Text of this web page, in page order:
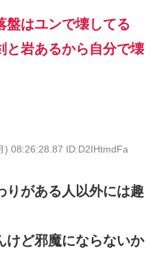
盤はユンで壊してる
と岩あるから自分で壊
) 08:26:28.87 ID:D2IHtmdFa
りがある人以外には趣
けど邪魔にならないか